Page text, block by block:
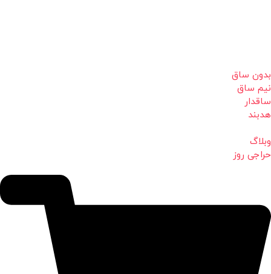
بدون ساق
نیم ساق
ساقدار
هدبند
وبلاگ
حراجی روز